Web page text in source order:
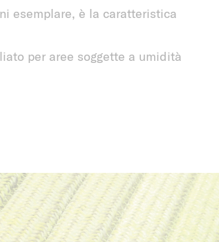
esemplare, è la caratteristica
per aree soggette a umidità